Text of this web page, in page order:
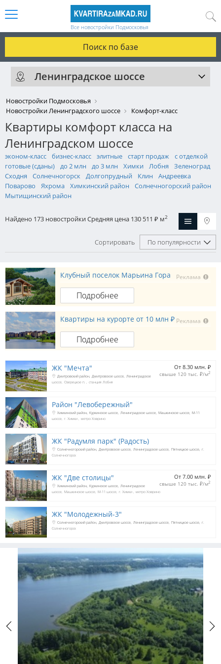
Все новостройки Подмосковья
Поиск по базе
Ленинградское шоссе
Новостройки Подмосковья
Новостройки Ленинградского шоссе
Комфорт-класс
Квартиры комфорт класса на
Ленинградском шоссе
эконом-класс бизнес-класс элитные старт продаж
с отделкой
готовые (сданы)
до 2 млн до 3 млн Химки Лобня
Зеленоград
Сходня
Солнечногорск Долгопрудный Клин
Андреевка
Поварово
Яхрома Химкинский район
Солнечногорский район
Мытищинский район
Найдено 173 новостройкиСредняя цена 130 511 ₽ м2
Сортировать По популярности
Реклама
Клубный поселок Марьина Гора
Подробнее
Реклама
Квартиры на курорте от 10 млн ₽
Подробнее
ЖК "Мечта" От 8.30 млн. ₽
свыше 120 тыс. ₽/м2
Дмитровский район Дмитровское шоссе Ленинградское
шоссе Озерецкое п. станция Лобня
Район "Левобережный"
Химкинский район Куркинское шоссе Ленинградское шоссе Машкинское шоссе М-11
шоссе г. Химки метро Ховрино
ЖК "Радумля парк" (Радость)
Солнечногорский район Дмитровское шоссе Ленинградское шоссе Пятницкое шоссе г.
Солнечногорск
ЖК "Две столицы" От 7.00 млн. ₽
свыше 120 тыс. ₽/м2
Химкинский район Куркинское шоссе Ленинградское
шоссе Машкинское шоссе М-11 шоссе г. Химки метро Ховрино
ЖК "Молодежный-3"
Солнечногорский район Дмитровское шоссе Ленинградское шоссе Пятницкое шоссе г.
Солнечногорск
Previous